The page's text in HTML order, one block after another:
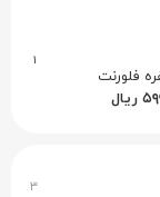
۱
فلورنت
ریال
۳